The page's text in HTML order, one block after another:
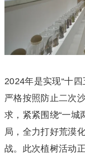
2024年是实现“十
严格按照防止二次
求，紧紧围绕“一城
局，全力打好荒漠
战。此次植树活动